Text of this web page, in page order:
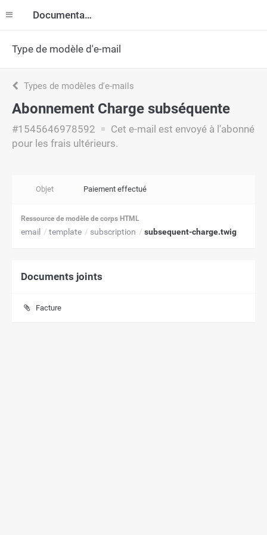
Documentation
Type de modèle d'e-mail
Types de modèles d'e-mails
Abonnement Charge subséquente
#1545646978592
Cet e-mail est envoyé à l'abonné
pour les frais ultérieurs.
Objet Paiement effectué
Ressource de modèle de corps HTML
email template subscription subsequent-charge.twig
Documents joints
Facture